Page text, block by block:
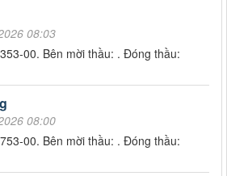
08:03
00. Bên mời thầu: . Đóng thầu:
08:00
00. Bên mời thầu: . Đóng thầu: